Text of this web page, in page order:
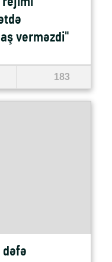
verməzdi"
183